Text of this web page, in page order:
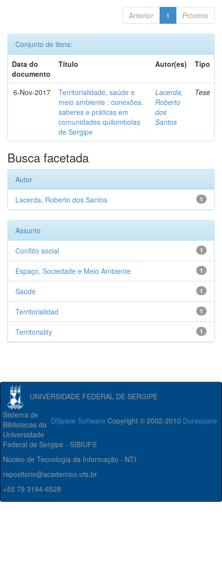
Anterior 1 Próximo
Conjunto de itens:
Data do
documento
Título Autor(es) Tipo
6-Nov-2017
Territorialidade, saúde e
meio ambiente : conexões,
saberes e práticas em
comunidades quilombolas
de Sergipe
Lacerda,
Roberto
dos
Santos
Tese
Busca facetada
Autor
1
Lacerda, Roberto dos Santos
Assunto
1
Conflito social
1
Espaço, Sociedade e Meio Ambiente
1
Saúde
1
Territorialidad
1
Territoriality
UNIVERSIDADE FEDERAL DE SERGIPE
DSpace Software Copyright © 2002-2010 Duraspace
Sistema de
Bibliotecas da
Universidade
Federal de Sergipe - SIBIUFS
Núcleo de Tecnologia da Informação - NTI
repositorio@academico.ufs.br
+55 79 3194-6528